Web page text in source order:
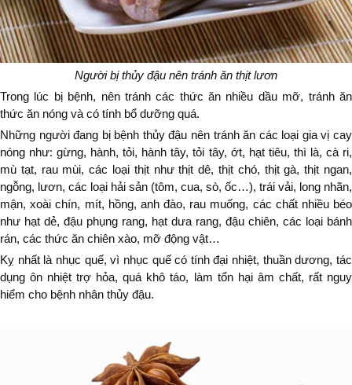
Người bị thủy đậu nên tránh ăn thịt lươn
Trong lúc bị bệnh, nên tránh các thức ăn nhiều dầu mỡ, tránh ăn
thức ăn nóng và có tính bổ dưỡng quá.
Những người đang bị bệnh thủy đậu nên tránh ăn các loại gia vị cay
nóng như: gừng, hành, tỏi, hành tây, tỏi tây, ớt, hạt tiêu, thì là, cà ri,
mù tạt, rau mùi, các loại thịt như thịt dê, thịt chó, thịt gà, thịt ngan,
ngỗng, lươn, các loại hải sản (tôm, cua, sò, ốc…), trái vải, long nhãn,
mận, xoài chín, mít, hồng, anh đào, rau muống, các chất nhiều béo
như hạt dẻ, đậu phụng rang, hạt dưa rang, đậu chiên, các loại bánh
rán, các thức ăn chiên xào, mỡ động vật…
Kỵ nhất là nhục quế, vì nhục quế có tính đại nhiệt, thuần dương, tác
dụng ôn nhiệt trợ hỏa, quá khô táo, làm tổn hại âm chất, rất nguy
hiểm cho bệnh nhân thủy đậu.